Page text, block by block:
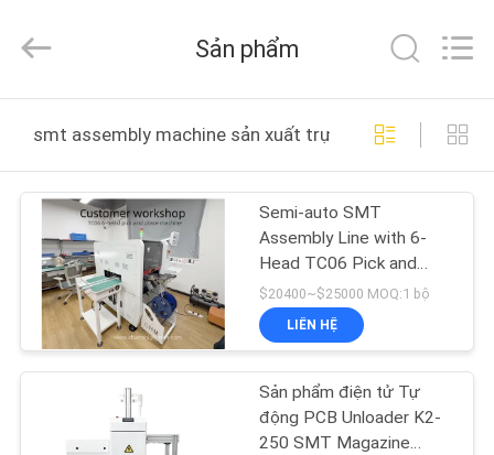
CÁC
SẢN
PHẨM
VIDEO
2026
LIMITED.
Reserved.
Sản phẩm
smt assembly machine sản xuất trực tuyến
Semi-auto SMT
Assembly Line with 6-
Head TC06 Pick and
Place
$20400~$25000 MOQ:1 bộ
LIÊN HỆ
Sản phẩm điện tử Tự
động PCB Unloader K2-
250 SMT Magazine